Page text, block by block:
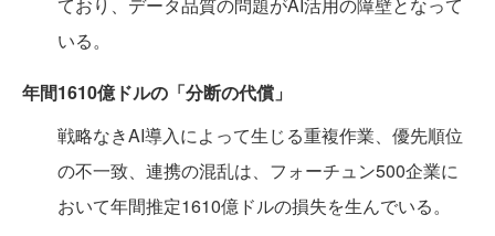
いる。
年間1610億ドルの「分断の代償」
戦略なきAI導入によって生じる重複作業、優先順位
の不一致、連携の混乱は、フォーチュン500企業に
おいて年間推定1610億ドルの損失を生んでいる。